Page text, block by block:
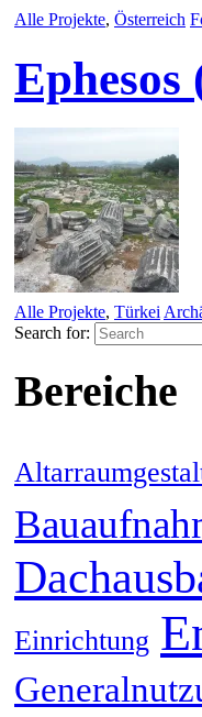
Alle Projekte, Österreich
Ephesos
Alle Projekte, Türkei
Search for:
Bereiche
Einrichtung